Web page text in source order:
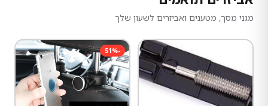
מגני מסך, מטענים ואביזרים לשעון שלך
-
51%